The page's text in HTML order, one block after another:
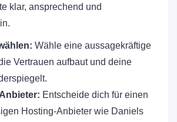
klar, ansprechend und
Wähle eine aussagekräftige
Vertrauen aufbaut und deine
Entscheide dich für einen
Hosting-Anbieter wie Daniels